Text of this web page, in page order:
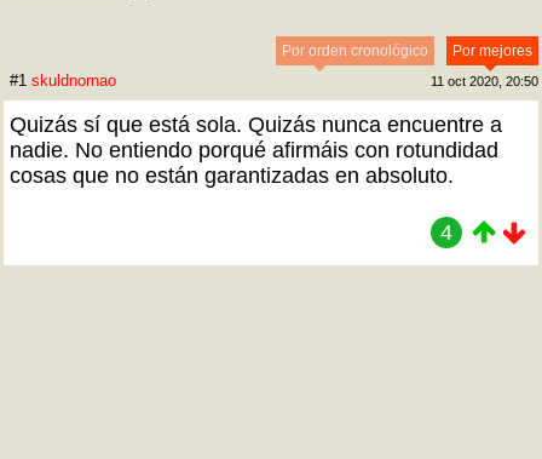
Por mejores
Por orden cronológico
#1 skuldnornao 11 oct 2020, 20:50
Quizás sí que está sola. Quizás nunca encuentre a
nadie. No entiendo porqué afirmáis con rotundidad
cosas que no están garantizadas en absoluto.
4